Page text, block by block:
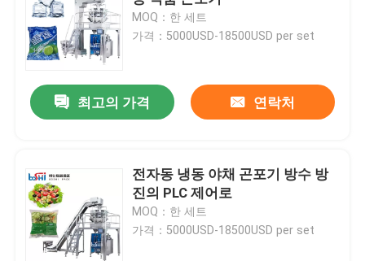
집
회사 소개
MOQ：한 세트
가격：5000USD-18500USD per set
최고의 가격 연락처
전자동 냉동 야채 곤포기 방수 방
진의 PLC 제어로
MOQ：한 세트
가격：5000USD-18500USD per set